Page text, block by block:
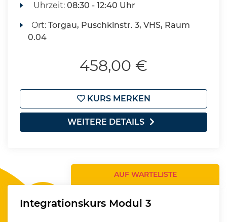
Uhrzeit:08:30 - 12:40 Uhr
Ort:Torgau, Puschkinstr. 3, VHS, Raum
0.04
458,00 €
KURS MERKEN
WEITERE DETAILS
AUF WARTELISTE
Integrationskurs Modul 3